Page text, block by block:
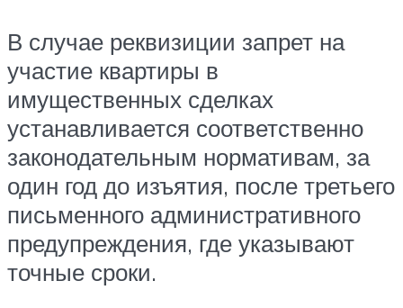
В случае реквизиции запрет на
участие квартиры в
имущественных сделках
устанавливается соответственно
законодательным нормативам, за
один год до изъятия, после третьего
письменного административного
предупреждения, где указывают
точные сроки.